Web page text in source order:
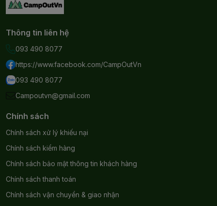
Thông tin liên hệ
093 490 8077
https://www.facebook.com/CampOutVn
093 490 8077
Campoutvn@gmail.com
Chính sách
Chính sách xử lý khiếu nại
Chính sách kiểm hàng
Chính sách bảo mật thông tin khách hàng
Chính sách thanh toán
Chính sách vận chuyển & giao nhận